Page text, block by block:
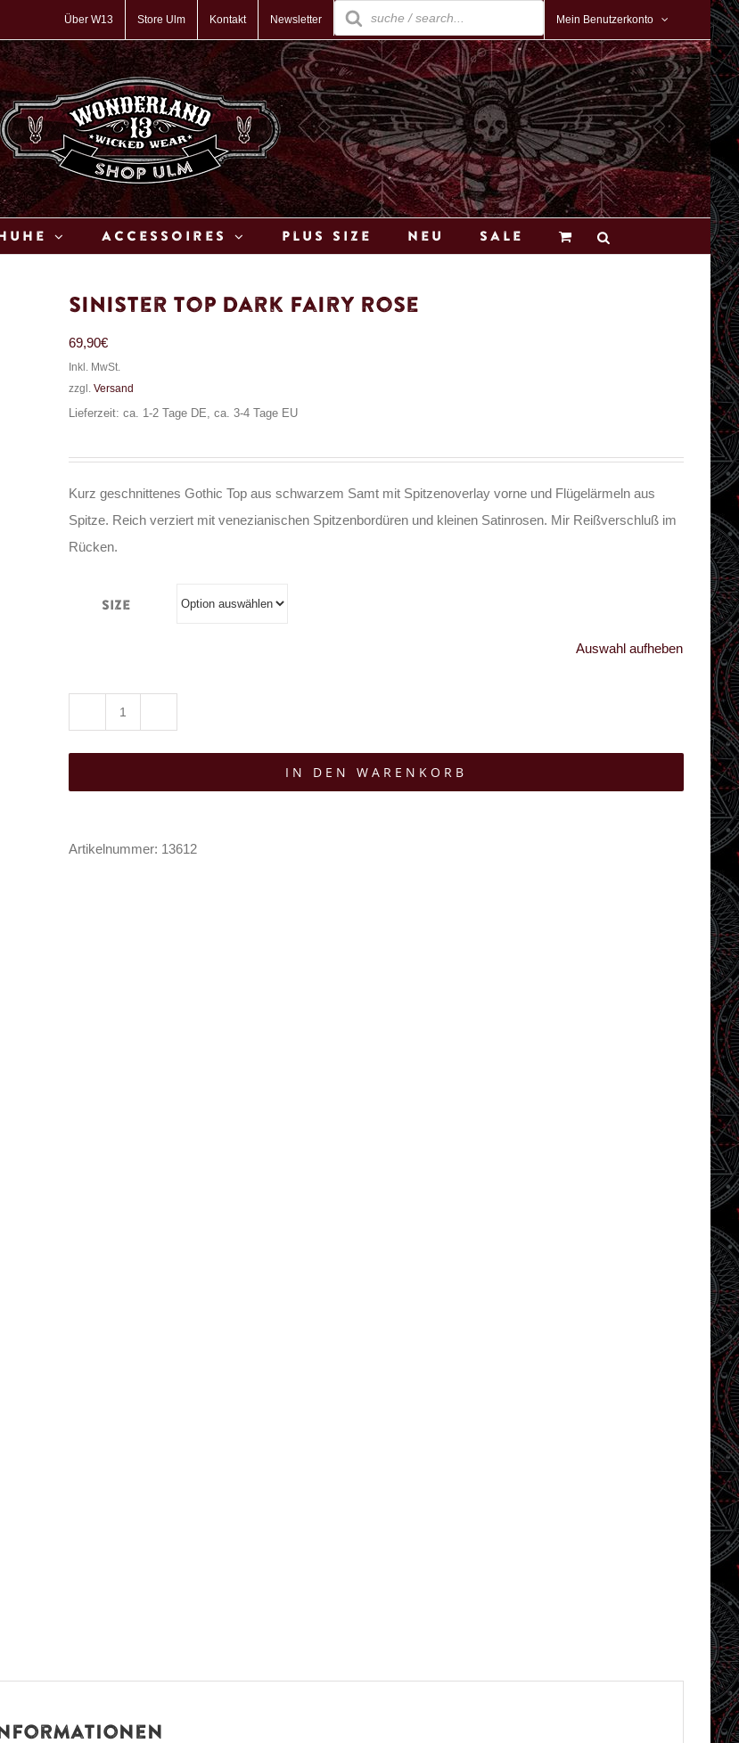
Über W13 Store Ulm Kontakt Newsletter
Products
search
Mein Benutzerkonto
Accessoires Plus Size Neu Sale
Sinister Top Dark Fairy Rose
69,90€
Inkl. MwSt.
zzgl. Versand
Lieferzeit: ca. 1-2 Tage DE, ca. 3-4 Tage EU
Kurz geschnittenes Gothic Top aus schwarzem Samt mit Spitzenoverlay vorne und Flügelärmeln aus
Spitze. Reich verziert mit venezianischen Spitzenbordüren und kleinen Satinrosen. Mir Reißverschluß im
Rücken.
Size
Auswahl aufheben
Top
Menge
IN DEN WARENKORB
Artikelnummer: 13612